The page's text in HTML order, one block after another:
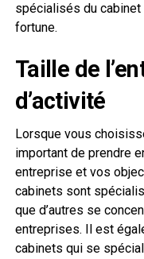
spécialisés du cabinet
fortune.
Taille de
d’activité
Lorsque vous
important de prendre
entreprise et vos
cabinets sont
que d’autres se
entreprises. Il est
cabinets qui se